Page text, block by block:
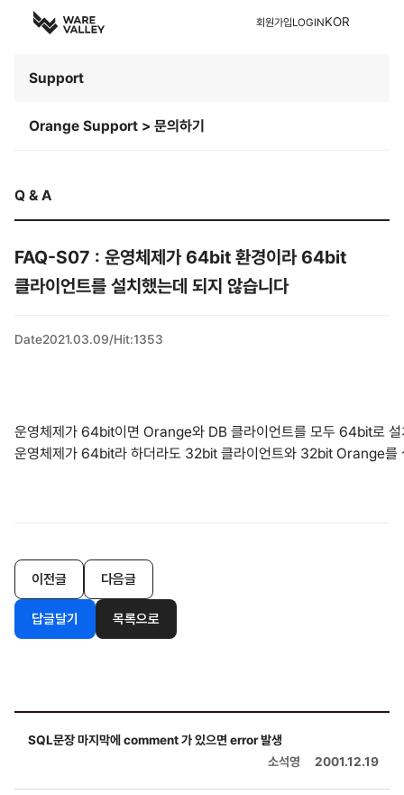
회원가입LOGINKOR
Support
Orange Support > 문의하기
Q & A
FAQ-S07 : 운영체제가 64bit 환경이라 64bit
클라이언트를 설치했는데 되지 않습니다
Date2021.03.09/Hit:1353
운영체제가 64bit이면 Orange와 DB 클라이언트를 모두 64bit로
운영체제가 64bit라 하더라도 32bit 클라이언트와 32bit Orange를
이전글 다음글
답글달기 목록으로
SQL문장 마지막에 comment 가 있으면 error 발생
소석영
2001.12.19